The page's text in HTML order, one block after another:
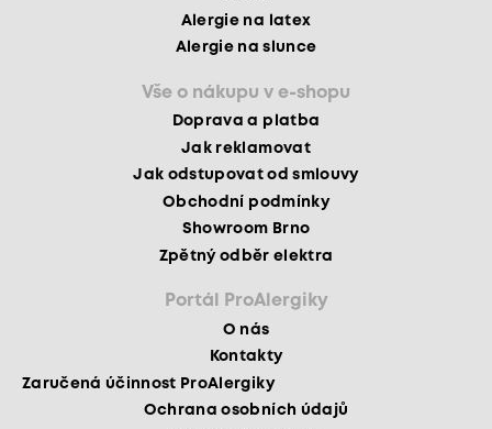
Alergie na latex
Alergie na slunce
Vše o nákupu v e-shopu
Doprava a platba
Jak reklamovat
Jak odstupovat od smlouvy
Obchodní podmínky
Showroom Brno
Zpětný odběr elektra
Portál ProAlergiky
O nás
Kontakty
Zaručená účinnost ProAlergiky
Ochrana osobních údajů